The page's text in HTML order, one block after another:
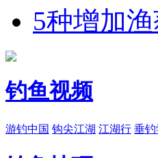
5种增加
钓鱼视频
游钓中国 钩尖江湖 江湖行 垂钓